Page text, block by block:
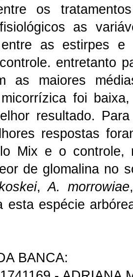
os
as
entre as estirpes
entretanto
as maiores
micorrízica foi
resultado.
respostas
Mix e o controle,
de glomalina no
,A. morrowiae
esta espécie
BANCA: